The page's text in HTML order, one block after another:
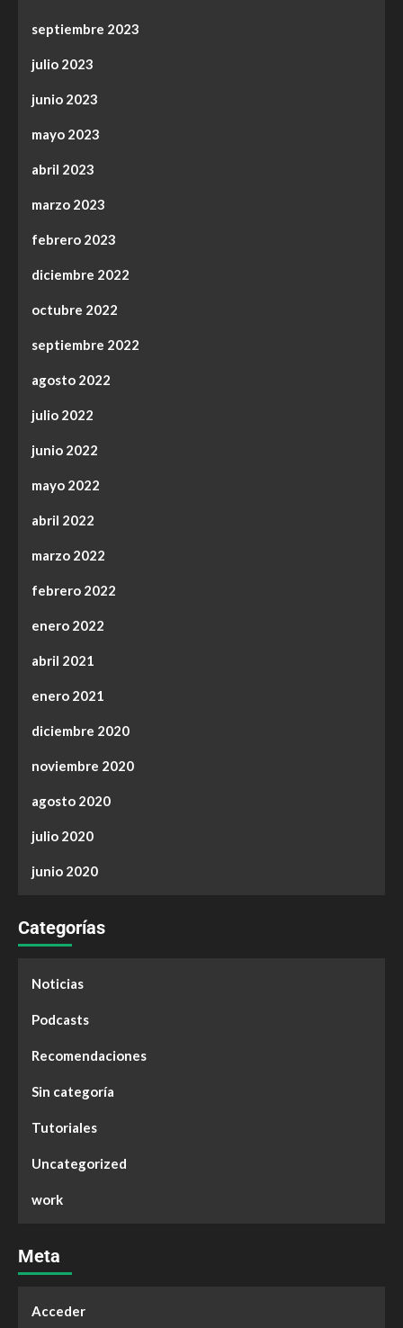
septiembre 2023
julio 2023
junio 2023
mayo 2023
abril 2023
marzo 2023
febrero 2023
diciembre 2022
octubre 2022
septiembre 2022
agosto 2022
julio 2022
junio 2022
mayo 2022
abril 2022
marzo 2022
febrero 2022
enero 2022
abril 2021
enero 2021
diciembre 2020
noviembre 2020
agosto 2020
julio 2020
junio 2020
Categorías
Noticias
Podcasts
Recomendaciones
Sin categoría
Tutoriales
Uncategorized
work
Meta
Acceder